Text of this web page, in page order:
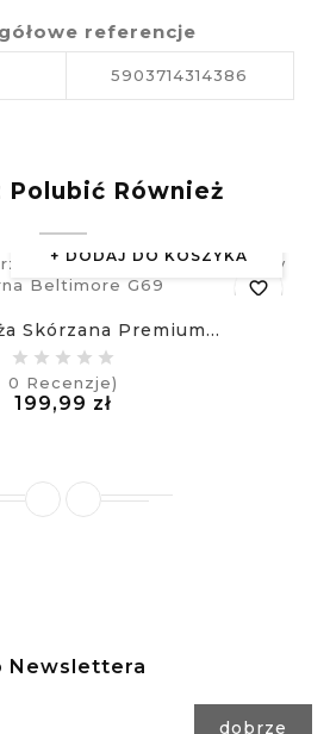
referencje
5903714314386
Polubić Również
DODAJ DO KOSZYKA
favorite_border
Skórzana Premium...
0 Recenzje)
199,99 zł
Newslettera